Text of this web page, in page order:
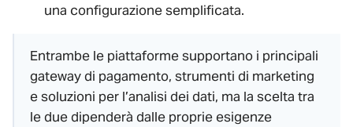
una configurazione semplificata.
Entrambe le piattaforme supportano i principali
gateway di pagamento, strumenti di marketing
e soluzioni per l’analisi dei dati, ma la scelta tra
le due dipenderà dalle proprie esigenze